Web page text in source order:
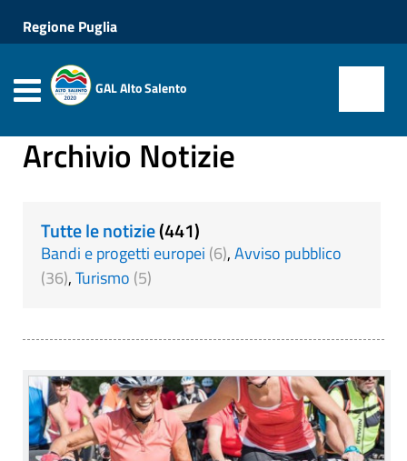
Regione Puglia
GAL Alto Salento
Archivio Notizie
Tutte le notizie(441)
Bandi e progetti europei (6),Avviso pubblico
(36),Turismo (5)